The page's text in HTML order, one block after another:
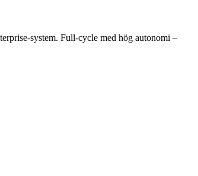
system. Full-cycle med hög autonomi –